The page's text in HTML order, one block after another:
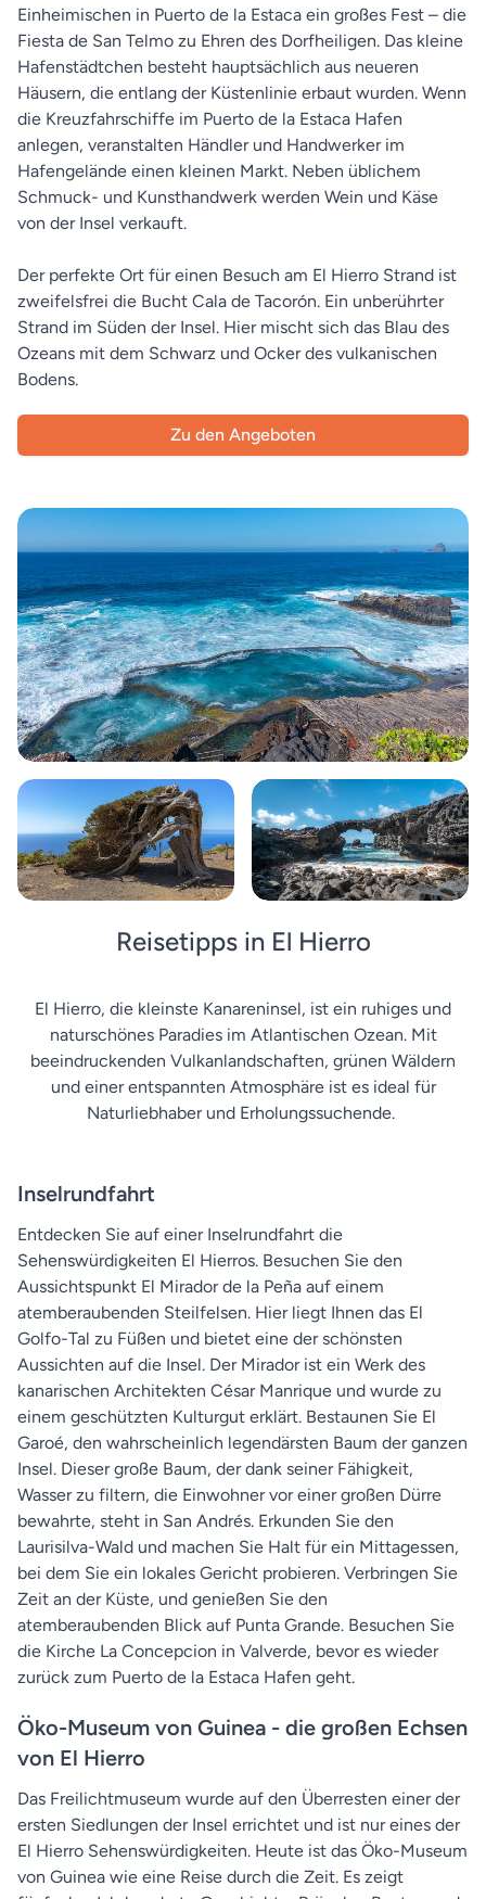
Einheimischen in Puerto de la Estaca ein großes Fest – die
Fiesta de San Telmo zu Ehren des Dorfheiligen. Das kleine
Hafenstädtchen besteht hauptsächlich aus neueren
Häusern, die entlang der Küstenlinie erbaut wurden. Wenn
die Kreuzfahrschiffe im Puerto de la Estaca Hafen
anlegen, veranstalten Händler und Handwerker im
Hafengelände einen kleinen Markt. Neben üblichem
Schmuck- und Kunsthandwerk werden Wein und Käse
von der Insel verkauft.
Der perfekte Ort für einen Besuch am El Hierro Strand ist
zweifelsfrei die Bucht Cala de Tacorón. Ein unberührter
Strand im Süden der Insel. Hier mischt sich das Blau des
Ozeans mit dem Schwarz und Ocker des vulkanischen
Bodens.
Zu den Angeboten
Reisetipps in El Hierro
El Hierro, die kleinste Kanareninsel, ist ein ruhiges und
naturschönes Paradies im Atlantischen Ozean. Mit
beeindruckenden Vulkanlandschaften, grünen Wäldern
und einer entspannten Atmosphäre ist es ideal für
Naturliebhaber und Erholungssuchende.
Inselrundfahrt
Entdecken Sie auf einer Inselrundfahrt die
Sehenswürdigkeiten El Hierros. Besuchen Sie den
Aussichtspunkt El Mirador de la Peña auf einem
atemberaubenden Steilfelsen. Hier liegt Ihnen das El
Golfo-Tal zu Füßen und bietet eine der schönsten
Aussichten auf die Insel. Der Mirador ist ein Werk des
kanarischen Architekten César Manrique und wurde zu
einem geschützten Kulturgut erklärt. Bestaunen Sie El
Garoé, den wahrscheinlich legendärsten Baum der ganzen
Insel. Dieser große Baum, der dank seiner Fähigkeit,
Wasser zu filtern, die Einwohner vor einer großen Dürre
bewahrte, steht in San Andrés. Erkunden Sie den
Laurisilva-Wald und machen Sie Halt für ein Mittagessen,
bei dem Sie ein lokales Gericht probieren. Verbringen Sie
Zeit an der Küste, und genießen Sie den
atemberaubenden Blick auf Punta Grande. Besuchen Sie
die Kirche La Concepcion in Valverde, bevor es wieder
zurück zum Puerto de la Estaca Hafen geht.
Öko-Museum von Guinea - die großen Echsen
von El Hierro
Das Freilichtmuseum wurde auf den Überresten einer der
ersten Siedlungen der Insel errichtet und ist nur eines der
El Hierro Sehenswürdigkeiten. Heute ist das Öko-Museum
von Guinea wie eine Reise durch die Zeit. Es zeigt